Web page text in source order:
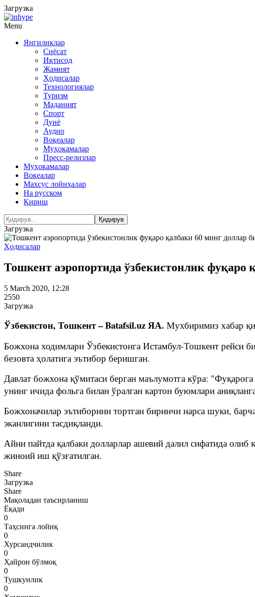
Загрузка
Menu
Янгиликлар
Сиёсат
Иқтисод
Жамият
Ҳодисалар
Технологиялар
Туризм
Маданият
Спорт
Дунё
Аудио
Воқеалар
Муҳокамалар
Пресс-релизлар
Муҳокамалар
Воқеалар
Махсус лойиҳалар
На русском
Кириш
Загрузка
Ҳодисалар
Тошкент аэропортида ўзбекистонлик
5 March 2020, 12:28
2550
Загрузка
Ўзбекистон, Тошкент – Batafsil.uz ЯА. Мухбиримиз хабар
Божхона ходимлари Ўзбекистонга Истамбул-Тошкент рейси
безовта ҳолатига эътибор беришган.
Давлат божхона қўмитаси берган маълумотга кўра:
унинг ичида фольга билан ўралган картон буюмлари
Божхоначилар эътиборини тортган биринчи нарса шуки,
эканлигини тасдиқланди.
Айни пайтда қалбаки долларлар ашевий далил сифатида
жиноий иш қўзғатилган.
Share
Загрузка
Share
Мақоладан таъсирланиш
Ёқади
0
Таҳсинга лойиқ
0
Хурсандчилик
0
Ҳайрон бўлмоқ
0
Тушкунлик
0